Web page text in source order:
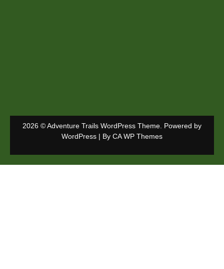
2026 © Adventure Trails WordPress Theme. Powered by
WordPress | By CA WP Themes